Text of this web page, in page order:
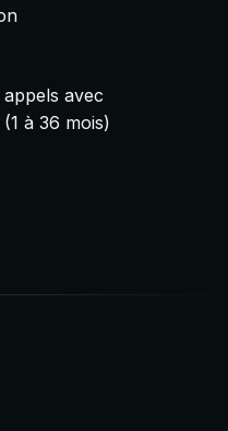
avec
à 36 mois)